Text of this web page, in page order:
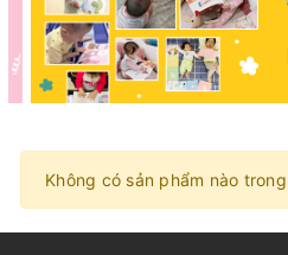
Không có sản phẩm nào